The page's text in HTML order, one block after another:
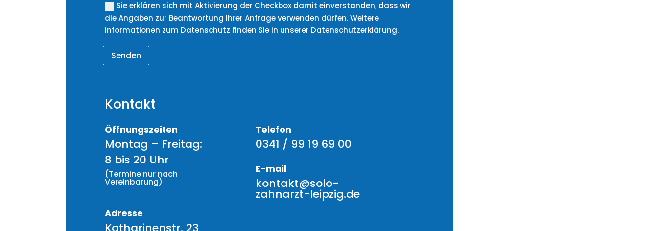
Sie erklären sich mit Aktivierung der Checkbox damit einverstanden, dass wir
die Angaben zur Beantwortung Ihrer Anfrage verwenden dürfen. Weitere
Informationen zum Datenschutz finden Sie in unserer Datenschutzerklärung.
Senden
Kontakt
Öffnungszeiten
Montag – Freitag:
8 bis 20 Uhr
(Termine nur nach
Vereinbarung)
Adresse
Katharinenstr. 23
Telefon
0341 / 99 19 69 00
E-mail
kontakt@solo-
zahnarzt-leipzig.de